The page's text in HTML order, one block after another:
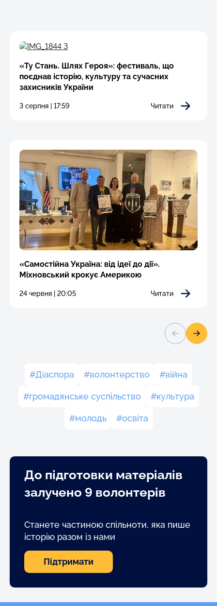
«Ту Стань. Шлях Героя»: фестиваль, що
поєднав історію, культуру та сучасних
захисників України
3 серпня | 17:59 Читати
«Самостійна Україна: від ідеї до дії».
Міхновський крокує Америкою
24 червня | 20:05 Читати
Діаспора волонтерство війна
громадянське суспільство культура
молодь освіта
До підготовки матеріалів
залучено 9 волонтерів
Станете частиною спільноти, яка пише
історію разом із нами
Підтримати